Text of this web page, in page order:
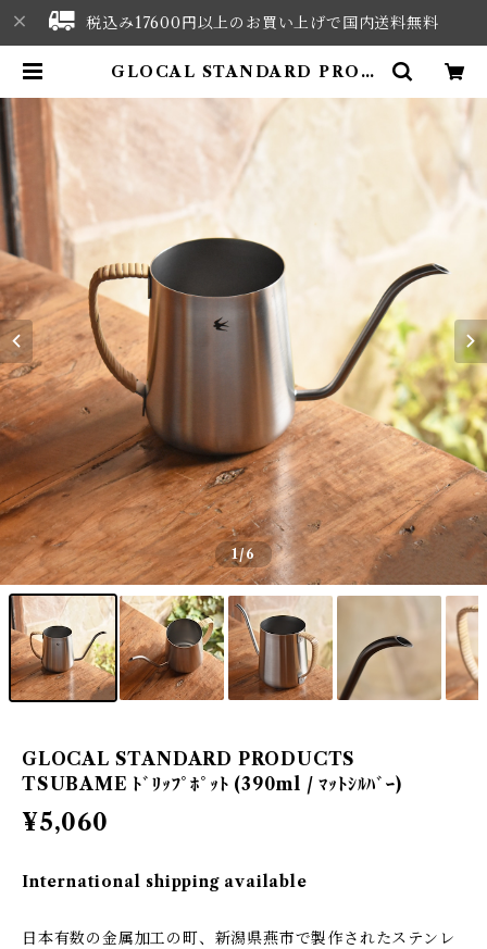
税込み17600円以上のお買い上げで国内送料無料
GLOCAL STANDARD PROD
(390ml / ﾏｯﾄｼﾙﾊﾞｰ) | NORTHW
EST SELECT
1/6
GLOCAL STANDARD PRODUCTS
TSUBAME ﾄﾞﾘｯﾌﾟﾎﾟｯﾄ (390ml / ﾏｯﾄｼﾙﾊﾞｰ)
¥5,060
International shipping available
日本有数の金属加工の町、新潟県燕市で製作されたステンレ